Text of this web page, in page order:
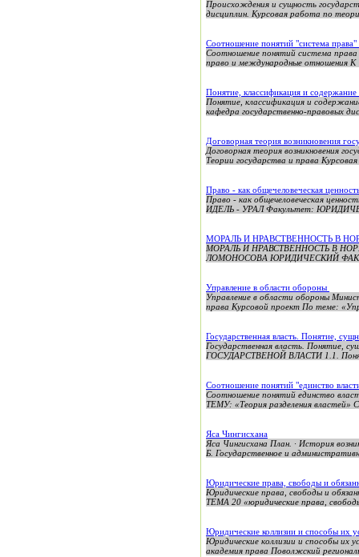
Происхождения и сущность
дисциплин. Курсовая работа по
Соотношение понятий "система
Соотношение понятий система
право и международные отношения
Понятие, классификация и
Понятие, классификация и
кафедра государственно-правовых
Договорная теория возникновения
Договорная теория возникновения
Теории государства и права
Право - как общечеловеческая
Право - как общечеловеческая
ИДЕЛЬ - УРАЛ Факультет:
МОРАЛЬ И НРАВСТВЕННОСТЬ В
МОРАЛЬ И НРАВСТВЕННОСТЬ В
ЛОМОНОСОВА ЮРИДИЧЕСКИЙ
Управление в области обороны
Управление в области обороны
права Курсовой проект По теме:
Государственная власть. Понятие,
Государственная власть.
ГОСУДАРСТВЕНОЙ ВЛАСТИ 1.1.
Соотношение понятий "единство
Соотношение понятий единство
ТЕМУ: «Теория разделения властей»
Яса Чингисхана
Яса Чингисхана План. · История
Б. Государственное и
Юридические права, свободы и
Юридические права, свободы и
ТЕМА 20 «юридические права,
Юридические коллизии и способы их
Юридические коллизии и способы
академия права Поволжский